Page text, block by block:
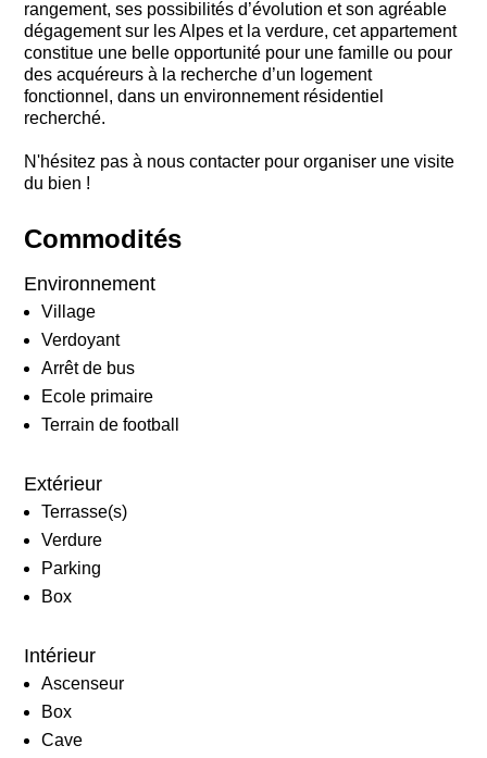
rangement, ses possibilités d’évolution et son agréable
dégagement sur les Alpes et la verdure, cet appartement
constitue une belle opportunité pour une famille ou pour
des acquéreurs à la recherche d’un logement
fonctionnel, dans un environnement résidentiel
recherché.
N'hésitez pas à nous contacter pour organiser une visite
du bien !
Commodités
Environnement
Village
Verdoyant
Arrêt de bus
Ecole primaire
Terrain de football
Extérieur
Terrasse(s)
Verdure
Parking
Box
Intérieur
Ascenseur
Box
Cave